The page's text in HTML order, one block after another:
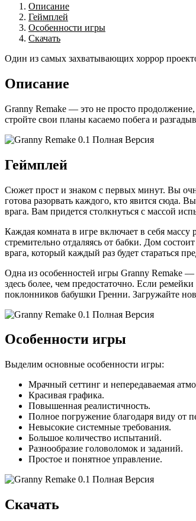
Описание
Геймплей
Особенности игры
Скачать
Один из самых захватывающих хоррор
Описание
Granny Remake — это не просто продолжение,
стройте свои планы касаемо побега и
Геймплей
Сюжет прост и знаком с первых минут. Вы
готова разорвать каждого, кто явится сюда.
врага. Вам придется столкнуться с массой
Каждая комната в игре включает в себя
стремительно отдаляясь от бабки. Дом
врага, который каждый раз будет стараться
Одна из особенностей игры Granny Remake
здесь более, чем предостаточно. Если
поклонников бабушки Гренни. Загружайте
Особенности игры
Выделим основные особенности игры:
Мрачный сеттинг и непередаваемая
Красивая графика.
Повышенная реалистичность.
Полное погружение благодаря виду от
Невысокие системные требования.
Большое количество испытаний.
Разнообразие головоломок и заданий.
Простое и понятное управление.
Скачать